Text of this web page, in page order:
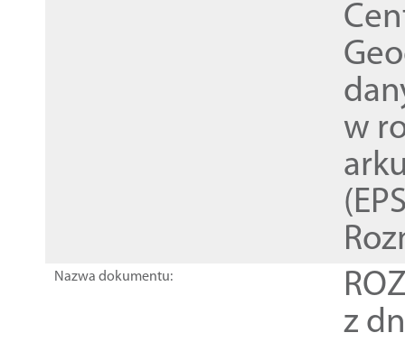
w
Nazwa dokumentu:
z